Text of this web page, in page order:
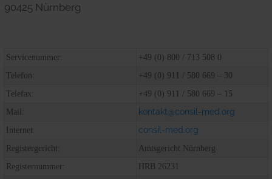
90425 Nürnberg
Servicenummer:
+49 (0) 800 / 713 508 0
Telefon:
+49 (0) 911 / 580 669 – 30
Telefax:
+49 (0) 911 / 580 669 – 15
Mail:
kontakt@consil-med.org
Internet: consil-med.org
Registergericht:
Amtsgericht Nürnberg
Registernummer:
HRB 26231